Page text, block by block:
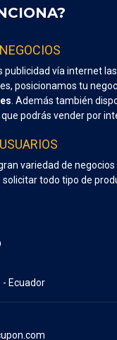
publicidad vía internet
posicionamos tu
. Además también
podrás vender por
variedad de
todo tipo de
- Ecuador